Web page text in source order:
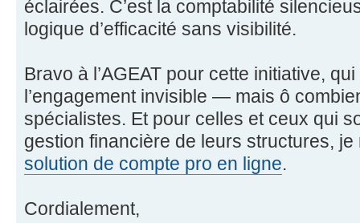
éclairées. C’est la comptabilité
logique d’efficacité sans visibilité.
Bravo à l’AGEAT pour cette initiative,
l’engagement invisible — mais ô
spécialistes. Et pour celles et ceux qui
gestion financière de leurs structures,
solution de compte pro en ligne.
Cordialement,